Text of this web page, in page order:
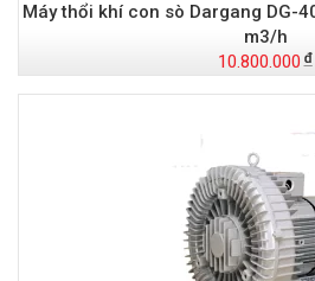
Máy thổi khí con sò Dargang DG-
m3/h
10.800.000